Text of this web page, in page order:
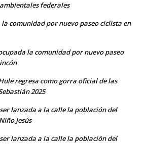
federales
comunidad por nuevo paseo ciclista en
la comunidad por nuevo paseo
regresa como gorra oficial de las
2025
lanzada a la calle la población del
Jesús
lanzada a la calle la población del